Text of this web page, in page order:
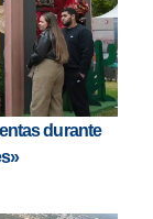
durante